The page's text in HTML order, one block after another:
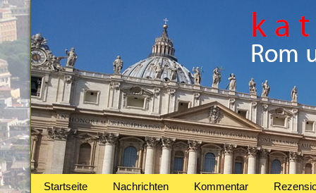
Startseite Nachrichten Kommentar